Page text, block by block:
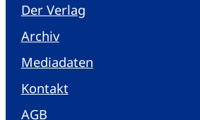
Der Verlag
Archiv
Mediadaten
Kontakt
AGB